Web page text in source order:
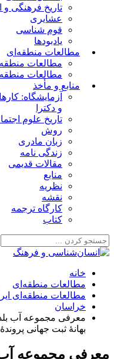
تاریخ فرهنگی و
عشایری
قوم شناسی
یادبودها
مطالعات منطقه‌ای
مطالعات
مطالعات
منابع و مأخذ
آزمایشگاه:
و دکترا
تاریخ علوم
روش
زبان مادری
زندگی نامه
مقالات قدیمی
منابع
نظریه
نقشه
کارگاه ترجمه
کتاب
خانه
مطالعات منطقه‌ای
مطالعات منطقه‌ای
خراسان
معرفی مجموعه آب
بهانۀ ثبت جهانی
معرفی مجموعه